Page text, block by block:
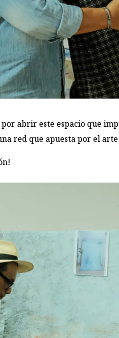
abrir este espacio que
red que apuesta por el arte